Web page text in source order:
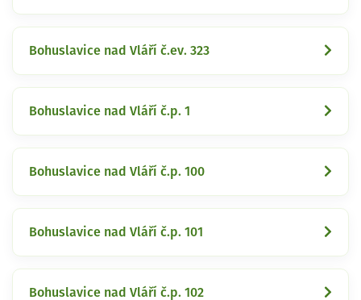
Bohuslavice nad Vláří č.ev. 323
Bohuslavice nad Vláří č.p. 1
Bohuslavice nad Vláří č.p. 100
Bohuslavice nad Vláří č.p. 101
Bohuslavice nad Vláří č.p. 102